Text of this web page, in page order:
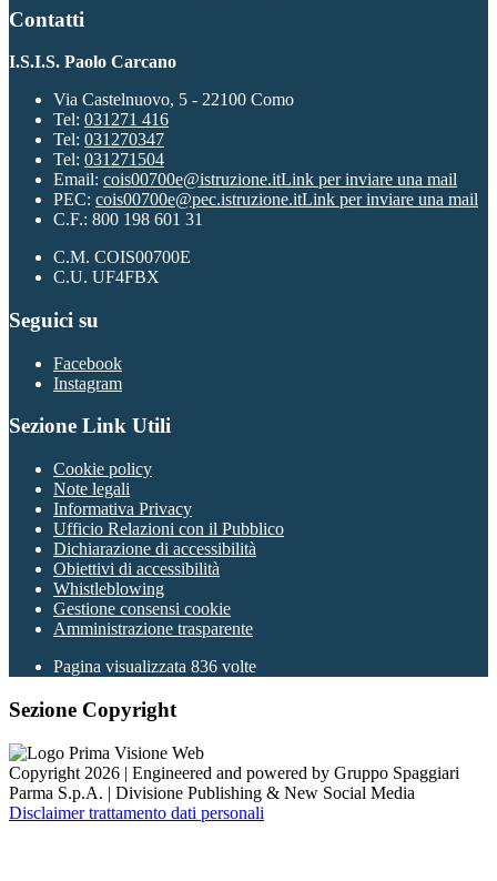
Contatti
I.S.I.S. Paolo Carcano
Via Castelnuovo, 5 - 22100 Como
Tel: 031271 416
Tel: 031270347
Tel: 031271504
Email: cois00700e@istruzione.itLink per inviare una mail
PEC: cois00700e@pec.istruzione.itLink per inviare una mail
C.F.: 800 198 601 31
C.M. COIS00700E
C.U. UF4FBX
Seguici su
Facebook
Instagram
Sezione Link Utili
Cookie policy
Note legali
Informativa Privacy
Ufficio Relazioni con il Pubblico
Dichiarazione di accessibilità
Obiettivi di accessibilità
Whistleblowing
Gestione consensi cookie
Amministrazione trasparente
Pagina visualizzata 836 volte
Sezione Copyright
Copyright 2026 | Engineered and powered by Gruppo Spaggiari
Parma S.p.A. | Divisione Publishing & New Social Media
Disclaimer trattamento dati personali